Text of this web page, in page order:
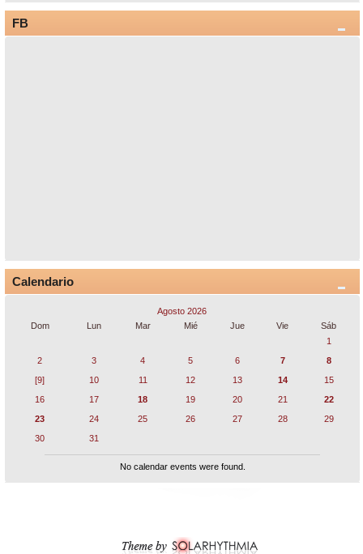
FB
Calendario
Agosto 2026
Dom
Lun Mar Mié Jue Vie
Sáb
1
2
3 4 5 6 7
8
[9]
10 11 12 13 14
15
16
17 18 19 20 21
22
23
24 25 26 27 28
29
30
31
No calendar events were found.